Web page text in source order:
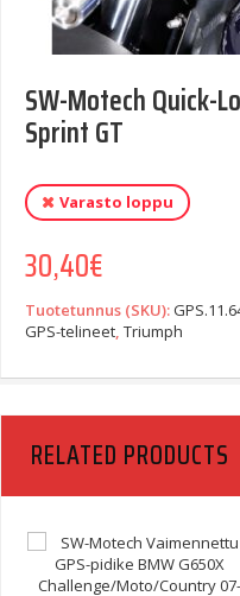
SW-Motech Quick-
Sprint GT
Varasto loppu
30,40€
Tuotetunnus (SKU):
GPS-telineet, Triumph
RELATED PRODUCTS